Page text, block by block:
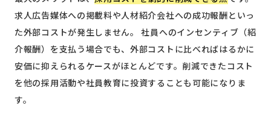
求人広告媒体への掲載料や人材紹介会社への成功報酬といっ
た外部コストが発生しません。 社員へのインセンティブ（紹
介報酬）を支払う場合でも、外部コストに比べればはるかに
安価に抑えられるケースがほとんどです。削減できたコスト
を他の採用活動や社員教育に投資することも可能になりま
す。